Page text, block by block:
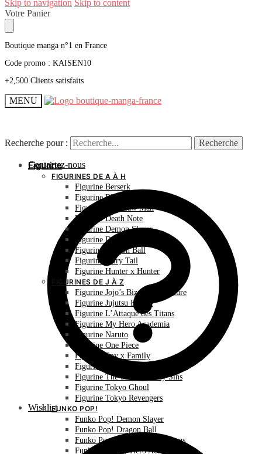
Skip to navigation Skip to content
Votre Panier
Boutique manga n°1 en France
Code promo : KAISEN10
+2,500 Clients satisfaits
MENU
Recherche pour : Recherche
Contactez-nous
Wishlist
Recherche pour : Recherche
Figurine
FIGURINES DE A À H
Figurine Berserk
Figurine Bleach
Figurine Chainsaw Man
Figurine Death Note
Figurine Demon Slayer
Figurine Dr Stone
Figurine Dragon Ball
Figurine Fairy Tail
Figurine Hunter x Hunter
FIGURINES DE J À Z
Figurine Jojo’s Bizarre Adventure
Figurine Jujutsu Kaisen
Figurine L’Attaque des Titans
Figurine My Hero Academia
Figurine Naruto
Figurine One Piece
Figurine Spy x Family
Figurine The Promised Neverland
Figurine The Seven Deadly Sins
Figurine Tokyo Ghoul
Figurine Tokyo Revengers
FUNKO POP!
Funko Pop! Demon Slayer
Funko Pop! Dragon Ball
Funko Pop! L’Attaque des Titans
Funko Pop! My Hero Academia